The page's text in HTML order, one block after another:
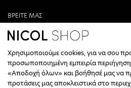
ΒΡΕΙΤΕ ΜΑΣ
ΑΝΤΩΝΙΟΥ ΚΑΜΑΡΑ 3, ΒΕΡΟΙΑ, ΕΛΛΑΔΑ
+30 23310 76336
ΩΡΑΡΙΟ ΤΗΛΕΦΩΝΙΚΟΥ ΚΕΝΤΡΟΥ
Χρησιμοποιούμε cookies, για να σου
προσωποποιημένη εμπειρία
«Αποδοχή όλων» και βοήθησέ μας να
προτάσεις μας αποκλειστικά στο